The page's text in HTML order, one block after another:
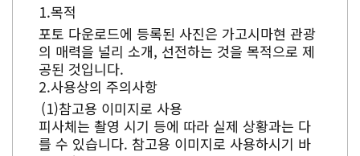
목적
포토 다운로드에 등록된 사진은 가고시마현 관광
의 매력을 널리 소개, 선전하는 것을 목적으로 제
공된 것입니다.
사용상의 주의사항
참고용 이미지로 사용
피사체는 촬영 시기 등에 따라 실제 상황과는 다
를 수 있습니다. 참고용 이미지로 사용하시기 바